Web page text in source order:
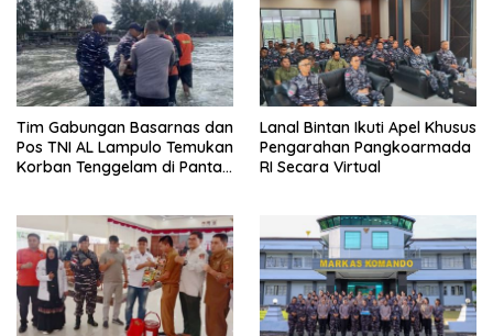
Tim Gabungan Basarnas dan
Pos TNI AL Lampulo Temukan
Korban Tenggelam di Pantai
Lanal Bintan Ikuti Apel Khusus
Pengarahan Pangkoarmada
RI Secara Virtual